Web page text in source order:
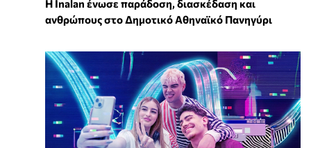
Η Inalan ένωσε παράδοση, διασκέδαση και
ανθρώπους στο Δημοτικό Αθηναϊκό Πανηγύρι